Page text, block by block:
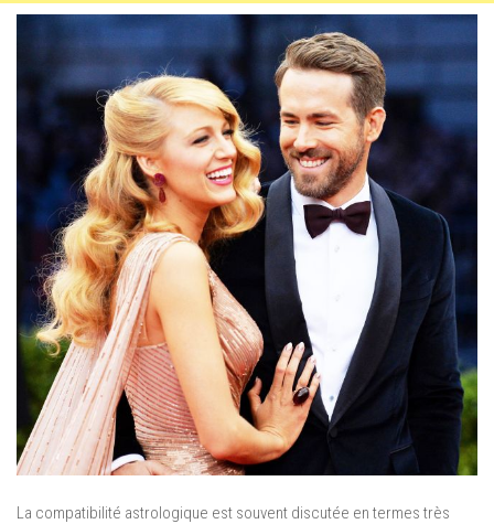
La compatibilité astrologique est souvent discutée en termes très